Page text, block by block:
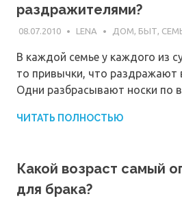
раздражителями?
08.07.2010 LENA ДОМ, БЫТ,
В каждой семье у каждого из
то привычки, что раздражают
Одни разбрасывают носки по
ЧИТАТЬ ПОЛНОСТЬЮ
Какой возраст самый
для брака?